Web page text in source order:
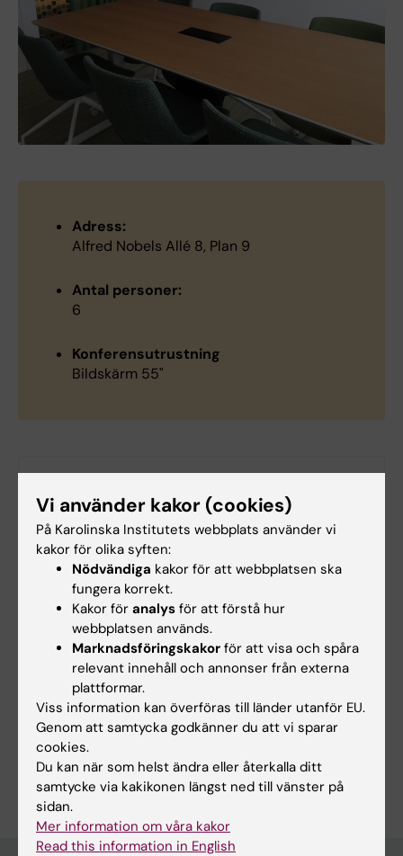
Adress:
Alfred Nobels Allé 8, Plan 9
Antal personer:
6
Konferensutrustning
Bildskärm 55"
Yes
No
Innehållsgranskare:
Christina Sundqvist
Christina Sundqvist
Sidan uppdaterad:2025-02-10
Dela
Vi använder kakor (cookies)
På Karolinska Institutets webbplats använder vi
kakor för olika syften:
Nödvändiga kakor för att webbplatsen ska
fungera korrekt.
Kakor för analys för att förstå hur
webbplatsen används.
Marknadsföringskakor för att visa och spåra
relevant innehåll och annonser från externa
plattformar.
Viss information kan överföras till länder utanför EU.
Genom att samtycka godkänner du att vi sparar
cookies.
Du kan när som helst ändra eller återkalla ditt
samtycke via kakikonen längst ned till vänster på
sidan.
Mer information om våra kakor
Read this information in English